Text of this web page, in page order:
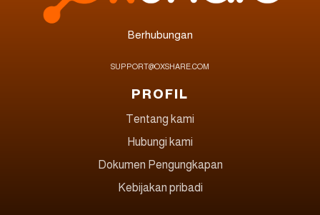
Berhubungan
SUPPORT@OXSHARE.COM
PROFIL
Tentang kami
Hubungi kami
Dokumen Pengungkapan
Kebijakan pribadi